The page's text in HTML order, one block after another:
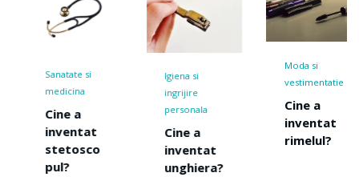
Sanatate si
medicina
Cine a
inventat
stetosco
pul?
Igiena si
ingrijire
personala
Cine a
inventat
unghiera?
Moda si
vestimentatie
Cine a
inventat
rimelul?